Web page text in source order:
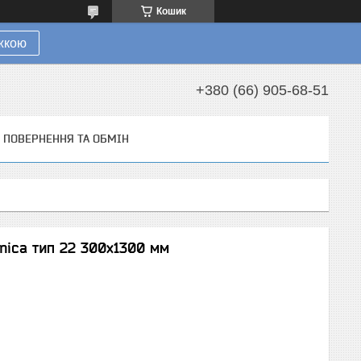
Кошик
+380 (66) 905-68-51
ПОВЕРНЕННЯ ТА ОБМІН
тип 22 300х1300 мм